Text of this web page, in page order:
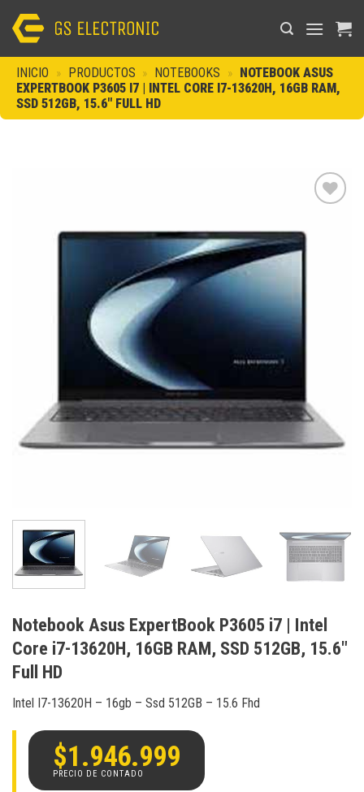
INICIO » PRODUCTOS » NOTEBOOKS » NOTEBOOK ASUS
EXPERTBOOK P3605 I7 | INTEL CORE I7-13620H, 16GB RAM,
SSD 512GB, 15.6″ FULL HD
Notebook Asus ExpertBook P3605 i7 | Intel
Core i7-13620H, 16GB RAM, SSD 512GB, 15.6″
Full HD
Intel I7-13620H – 16gb – Ssd 512GB – 15.6 Fhd
$1.946.999